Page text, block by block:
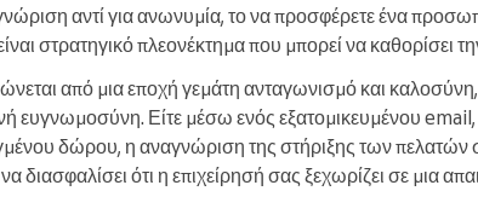
αντί για ανωνυμία, το να προσφέρετε ένα
στρατηγικό πλεονέκτημα που μπορεί να καθορίσει
από μια εποχή γεμάτη ανταγωνισμό και
ευγνωμοσύνη. Είτε μέσω ενός εξατομικευμένου
δώρου, η αναγνώριση της στήριξης των πελατών
διασφαλίσει ότι η επιχείρησή σας ξεχωρίζει σε μια